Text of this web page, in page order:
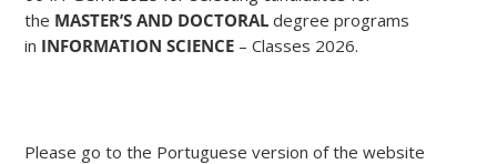
the MASTER’S AND DOCTORAL degree programs
in INFORMATION SCIENCE – Classes 2026.
Please go to the Portuguese version of the website